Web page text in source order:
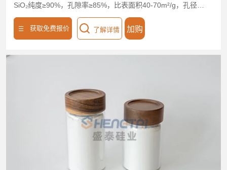
SiO₂纯度≥90%，孔隙率≥85%，比表面积40-70m²/g，孔径
0.1-50μm可调，适配多元过滤场景。高效截留悬浮颗粒、胶体
及微生物（截留率＞99%），透液流速提升25%，显著降低浊
土以高精度、强兼容、低耗能特性，赋能高效分离与绿色生
获取免费报价 了解详情 加购